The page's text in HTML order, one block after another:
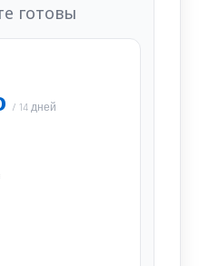
готовы
/ 14 дней